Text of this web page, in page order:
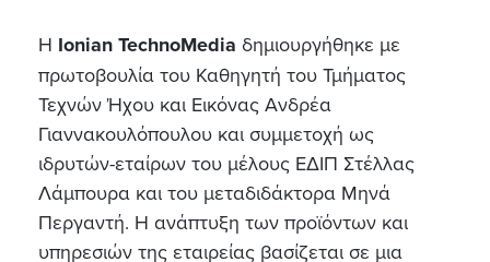
H Ionian TechnoMedia δημιουργήθηκε με
πρωτοβουλία του Καθηγητή του Τμήματος
Τεχνών Ήχου και Εικόνας Ανδρέα
Γιαννακουλόπουλου και συμμετοχή ως
ιδρυτών-εταίρων του μέλους ΕΔΙΠ Στέλλας
Λάμπουρα και του μεταδιδάκτορα Μηνά
Περγαντή. Η ανάπτυξη των προϊόντων και
υπηρεσιών της εταιρείας βασίζεται σε μια